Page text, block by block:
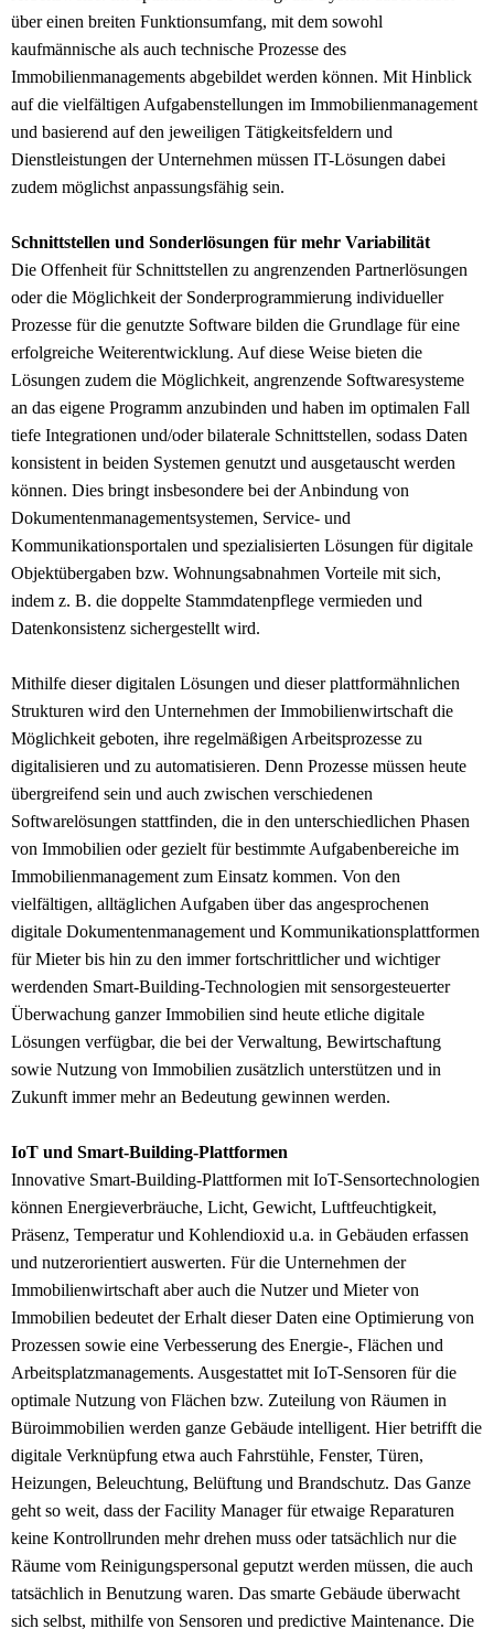
über einen breiten Funktionsumfang, mit dem sowohl
kaufmännische als auch technische Prozesse des
Immobilienmanagements abgebildet werden können. Mit Hinblick
auf die vielfältigen Aufgabenstellungen im Immobilienmanagement
und basierend auf den jeweiligen Tätigkeitsfeldern und
Dienstleistungen der Unternehmen müssen IT-Lösungen dabei
zudem möglichst anpassungsfähig sein.
Schnittstellen und Sonderlösungen für mehr Variabilität
Die Offenheit für Schnittstellen zu angrenzenden Partnerlösungen
oder die Möglichkeit der Sonderprogrammierung individueller
Prozesse für die genutzte Software bilden die Grundlage für eine
erfolgreiche Weiterentwicklung. Auf diese Weise bieten die
Lösungen zudem die Möglichkeit, angrenzende Softwaresysteme
an das eigene Programm anzubinden und haben im optimalen Fall
tiefe Integrationen und/oder bilaterale Schnittstellen, sodass Daten
konsistent in beiden Systemen genutzt und ausgetauscht werden
können. Dies bringt insbesondere bei der Anbindung von
Dokumentenmanagementsystemen, Service- und
Kommunikationsportalen und spezialisierten Lösungen für digitale
Objektübergaben bzw. Wohnungsabnahmen Vorteile mit sich,
indem z. B. die doppelte Stammdatenpflege vermieden und
Datenkonsistenz sichergestellt wird.
Mithilfe dieser digitalen Lösungen und dieser plattformähnlichen
Strukturen wird den Unternehmen der Immobilienwirtschaft die
Möglichkeit geboten, ihre regelmäßigen Arbeitsprozesse zu
digitalisieren und zu automatisieren. Denn Prozesse müssen heute
übergreifend sein und auch zwischen verschiedenen
Softwarelösungen stattfinden, die in den unterschiedlichen Phasen
von Immobilien oder gezielt für bestimmte Aufgabenbereiche im
Immobilienmanagement zum Einsatz kommen. Von den
vielfältigen, alltäglichen Aufgaben über das angesprochenen
digitale Dokumentenmanagement und Kommunikationsplattformen
für Mieter bis hin zu den immer fortschrittlicher und wichtiger
werdenden Smart-Building-Technologien mit sensorgesteuerter
Überwachung ganzer Immobilien sind heute etliche digitale
Lösungen verfügbar, die bei der Verwaltung, Bewirtschaftung
sowie Nutzung von Immobilien zusätzlich unterstützen und in
Zukunft immer mehr an Bedeutung gewinnen werden.
IoT und Smart-Building-Plattformen
Innovative Smart-Building-Plattformen mit IoT-Sensortechnologien
kön­nen Energieverbräuche, Licht, Gewicht, Luftfeuchtigkeit,
Präsenz, Temperatur und Koh­lendioxid u.a. in Gebäuden erfassen
und nutzerorientiert auswerten. Für die Unternehmen der
Immobilienwirtschaft aber auch die Nutzer und Mieter von
Immobilien bedeutet der Erhalt dieser Daten eine Optimierung von
Prozessen sowie eine Verbesserung des Energie-, Flächen und
Arbeitsplatzmanagements. Ausgestattet mit IoT-Sensoren für die
optimale Nutzung von Flächen bzw. Zuteilung von Räumen in
Büroimmobilien werden ganze Gebäude intelligent. Hier betrifft die
digitale Verknüpfung etwa auch Fahrstühle, Fenster, Türen,
Heizungen, Beleuchtung, Belüftung und Brandschutz. Das Ganze
geht so weit, dass der Facility Manager für etwaige Reparaturen
keine Kontrollrunden mehr drehen muss oder tatsächlich nur die
Räume vom Reinigungspersonal geputzt werden müssen, die auch
tatsächlich in Benutzung waren. Das smarte Gebäude überwacht
sich selbst, mithilfe von Sensoren und predictive Maintenance. Die